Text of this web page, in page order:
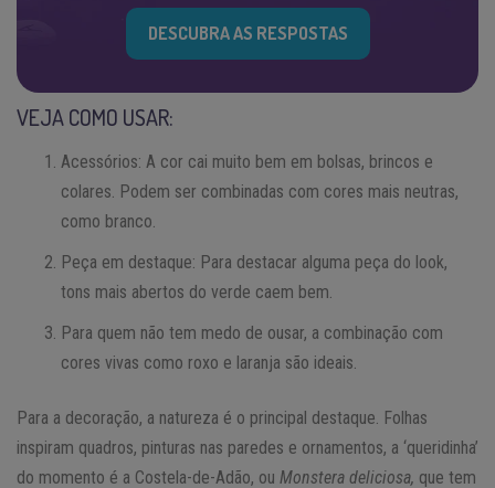
DESCUBRA AS RESPOSTAS
VEJA COMO USAR:
Acessórios: A cor cai muito bem em bolsas, brincos e
colares. Podem ser combinadas com cores mais neutras,
como branco.
Peça em destaque: Para destacar alguma peça do look,
tons mais abertos do verde caem bem.
Para quem não tem medo de ousar, a combinação com
cores vivas como roxo e laranja são ideais.
Para a decoração, a natureza é o principal destaque. Folhas
inspiram quadros, pinturas nas paredes e ornamentos, a ‘queridinha’
do momento é a Costela-de-Adão, ou Monstera deliciosa, que tem